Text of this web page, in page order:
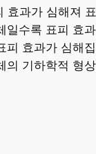
효과가 심해져
일수록 표피 효
피 효과가 심해집
의 기하학적 형